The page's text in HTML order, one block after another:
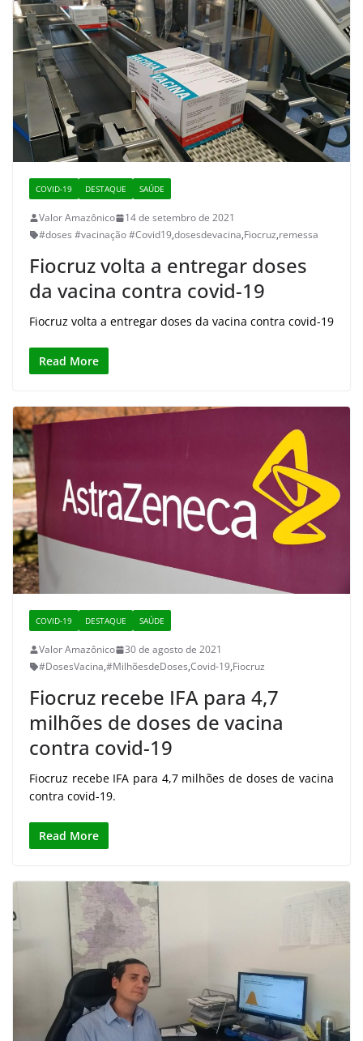
COVID-19 DESTAQUE SAÚDE
Valor Amazônico
14 de setembro de 2021
#doses #vacinação #Covid19,dosesdevacina,Fiocruz,remessa
Fiocruz volta a entregar doses
da vacina contra covid-19
Fiocruz volta a entregar doses da vacina contra covid-19
Read More
COVID-19 DESTAQUE SAÚDE
Valor Amazônico
30 de agosto de 2021
#DosesVacina,#MilhõesdeDoses,Covid-19,Fiocruz
Fiocruz recebe IFA para 4,7
milhões de doses de vacina
contra covid-19
Fiocruz recebe IFA para 4,7 milhões de doses de vacina
contra covid-19.
Read More